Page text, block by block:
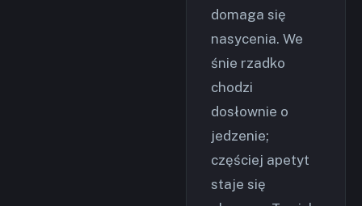
domaga się
nasycenia. We
śnie rzadko
chodzi
dosłownie o
jedzenie;
częściej apetyt
staje się